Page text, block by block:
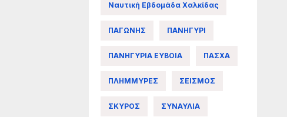
Ναυτική Εβδομάδα Χαλκίδας
ΠΑΓΩΝΗΣ ΠΑΝΗΓΥΡΙ
ΠΑΝΗΓΥΡΙΑ ΕΥΒΟΙΑ ΠΑΣΧΑ
ΠΛΗΜΜΥΡΕΣ ΣΕΙΣΜΟΣ
ΣΚΥΡΟΣ ΣΥΝΑΥΛΙΑ